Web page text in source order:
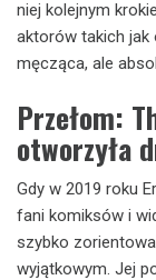
niej kolejnym
aktorów takich
męcząca, ale
Przełom:
otworzyła
Gdy w 2019 roku
fani komiksów i
szybko
wyjątkowym. Jej